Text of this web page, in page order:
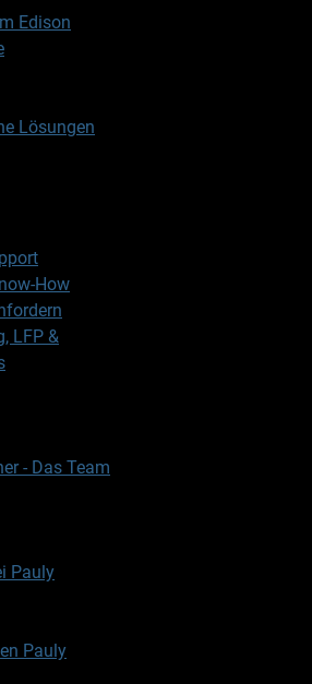
Edison
Lösungen
How
LFP &
- Das Team
Pauly
Pauly